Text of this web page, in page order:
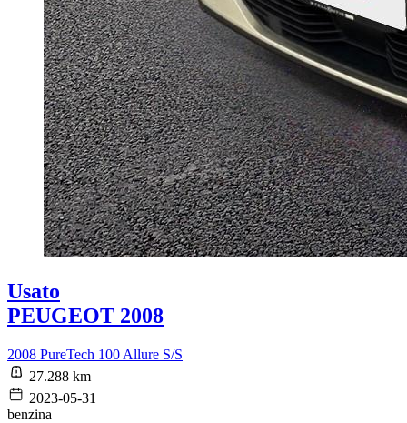
Usato
PEUGEOT 2008
2008 PureTech 100 Allure S/S
27.288 km
2023-05-31
benzina